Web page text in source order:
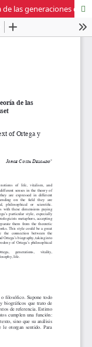
Las nociones de vida y biología en la teoría de las generaciones de Ortega y Gasset